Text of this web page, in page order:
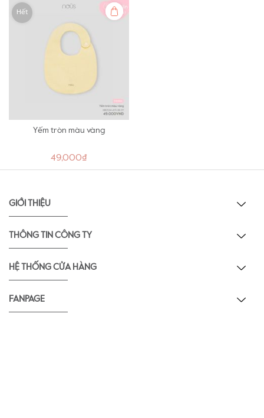
Hết
Yếm tròn màu vàng
49,000₫
GIỚI THIỆU
THÔNG TIN CÔNG TY
HỆ THỐNG CỬA HÀNG
FANPAGE